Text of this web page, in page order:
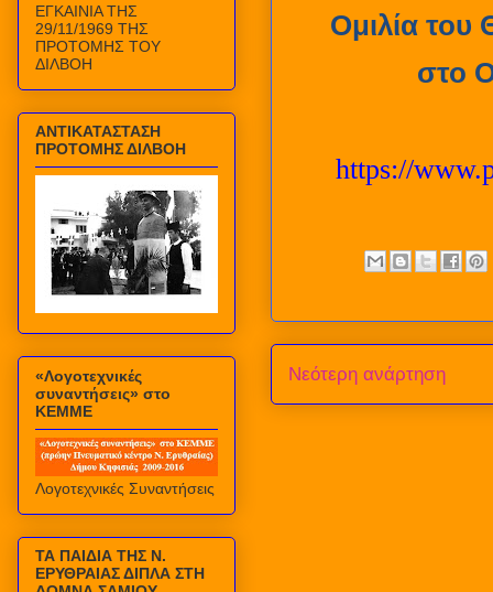
Ομιλία του
στο
https://
Νεότερη ανάρτηση
ΕΓΚΑΙΝΙΑ ΤΗΣ
29/11/1969 ΤΗΣ
ΠΡΟΤΟΜΗΣ ΤΟΥ
ΔΙΛΒΟΗ
ΑΝΤΙΚΑΤΑΣΤΑΣΗ
ΠΡΟΤΟΜΗΣ ΔΙΛΒΟΗ
«Λογοτεχνικές
συναντήσεις» στο
ΚΕΜΜΕ
Λογοτεχνικές Συναντήσεις
ΤΑ ΠΑΙΔΙΑ ΤΗΣ Ν.
ΕΡΥΘΡΑΙΑΣ ΔΙΠΛΑ ΣΤΗ